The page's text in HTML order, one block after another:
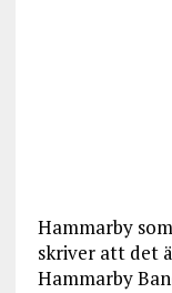
Hammarby
skriver att det
Hammarby